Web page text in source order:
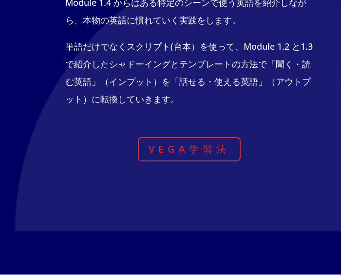
Module 1.4 からはある特定のシーンで使う英語を紹介しなが
ら、本物の英語に慣れていく実践をします。
単語だけでなくスクリプト(台本）を使って、Module 1.2 と1.3
で紹介したシャドーイングとテンプレートの方法で「聞く・読
む英語」（インプット）を「話せる・使える英語」（アウトプ
ット）に転換していきます。
VEGA学習法